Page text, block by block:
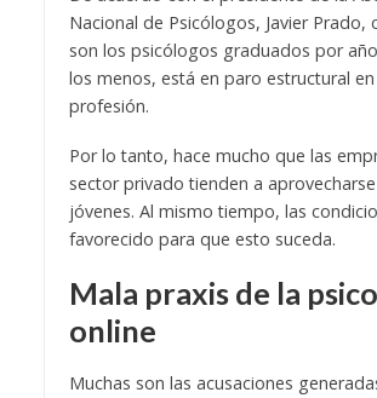
Nacional de Psicólogos, Javier Prado,
son los psicólogos graduados por
los menos, está en paro estructural en
profesión.
Por lo tanto, hace mucho que las
sector privado tienden a
jóvenes. Al mismo tiempo, las
favorecido para que esto suceda.
Mala praxis de la
online
Muchas son las acusaciones